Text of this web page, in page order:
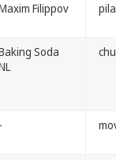
Filippov
Soda
-